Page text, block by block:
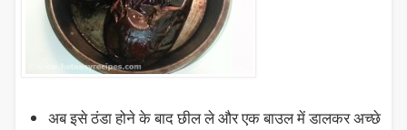
अब इसे ठंडा होने के बाद छील ले और एक बाउल में डालकर अच्छे